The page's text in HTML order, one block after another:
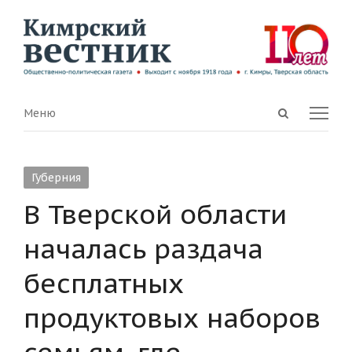
Open
Menu
Меню
Губерния
В Тверской области
началась раздача
бесплатных
продуктовых наборов